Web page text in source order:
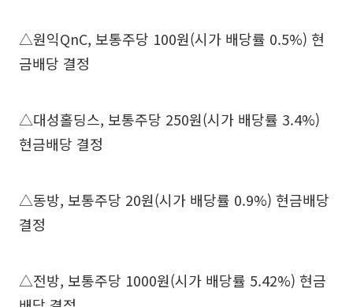
△원익QnC, 보통주당 100원(시가 배당률 0.5%) 현
금배당 결정
△대성홀딩스, 보통주당 250원(시가 배당률 3.4%)
현금배당 결정
△동방, 보통주당 20원(시가 배당률 0.9%) 현금배당
결정
△전방, 보통주당 1000원(시가 배당률 5.42%) 현금